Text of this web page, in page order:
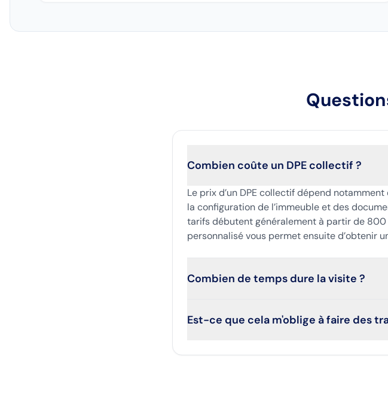
Combien coûte un DPE collectif ?
Le prix d’un DPE collectif dépend
la configuration de l’immeuble et des
tarifs débutent généralement à partir de
personnalisé vous permet ensuite d’obtenir
Combien de temps dure la visite ?
Est-ce que cela m'oblige à faire des